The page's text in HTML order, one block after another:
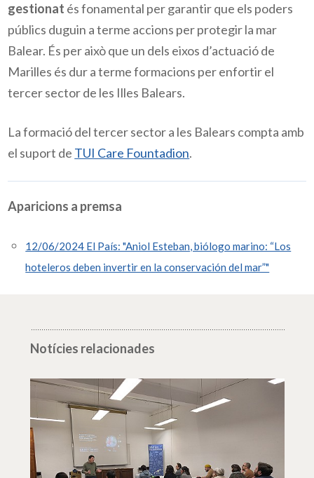
gestionat és fonamental per garantir que els poders
públics duguin a terme accions per protegir la mar
Balear. És per això que un dels eixos d’actuació de
Marilles és dur a terme formacions per enfortir el
tercer sector de les Illes Balears.
La formació del tercer sector a les Balears compta amb
el suport de TUI Care Fountadion.
Aparicions a premsa
12/06/2024 El País: "Aniol Esteban, biólogo marino: “Los
hoteleros deben invertir en la conservación del mar”"
Notícies relacionades